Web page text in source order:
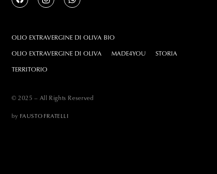
OLIO EXTRAVERGINE DI OLIVA BIO
OLIO EXTRAVERGINE DI OLIVA MADE4YOU STORIA
TERRITORIO
© 2025 – All Rights Reserved
by FAUSTOFRATELLI